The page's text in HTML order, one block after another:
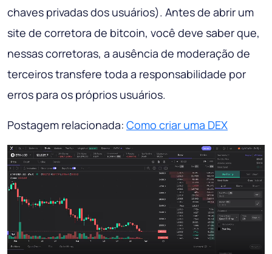
chaves privadas dos usuários). Antes de abrir um
site de corretora de bitcoin, você deve saber que,
nessas corretoras, a ausência de moderação de
terceiros transfere toda a responsabilidade por
erros para os próprios usuários.
Postagem relacionada: Como criar uma DEX